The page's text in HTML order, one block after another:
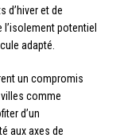
d’hiver et de
potentiel
adapté.
un compromis
comme
d’un
aux axes de